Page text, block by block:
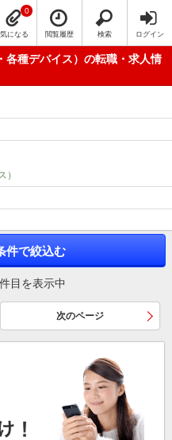
気になる
0
閲覧履歴 検索 ログイン
各種デバイス）の転職・求人情
件で絞込む
件目を表示中
次のページ